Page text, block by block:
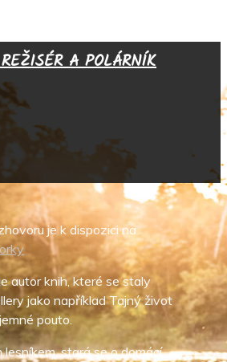
A POLÁRNÍK
je k dispozici na
autor knih, které se staly
jako například Tajný život
pouto.
lesníkem, stará se o domácí